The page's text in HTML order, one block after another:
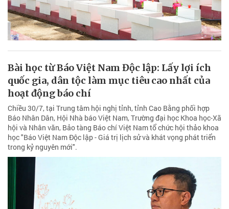
Bài học từ Báo Việt Nam Độc lập: Lấy lợi ích
quốc gia, dân tộc làm mục tiêu cao nhất của
hoạt động báo chí
Chiều 30/7, tại Trung tâm hội nghị tỉnh, tỉnh Cao Bằng phối hợp
Báo Nhân Dân, Hội Nhà báo Việt Nam, Trường đại học Khoa học-Xã
hội và Nhân văn, Bảo tàng Báo chí Việt Nam tổ chức hội thảo khoa
học "Báo Việt Nam Độc lập - Giá trị lịch sử và khát vọng phát triển
trong kỷ nguyên mới".